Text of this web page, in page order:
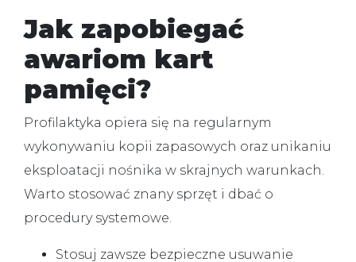
Jak zapobiegać
awariom kart
pamięci?
Profilaktyka opiera się na regularnym
wykonywaniu kopii zapasowych oraz unikaniu
eksploatacji nośnika w skrajnych warunkach.
Warto stosować znany sprzęt i dbać o
procedury systemowe.
Stosuj zawsze bezpieczne usuwanie